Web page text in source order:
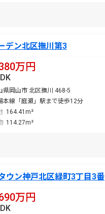
デン北区撫川第3
万円
県岡山市 北区撫川 468-5
本線「庭瀬」駅まで徒歩12分
164.41m²
114.27m²
ウン神戸北区緑町3丁目3番
万円